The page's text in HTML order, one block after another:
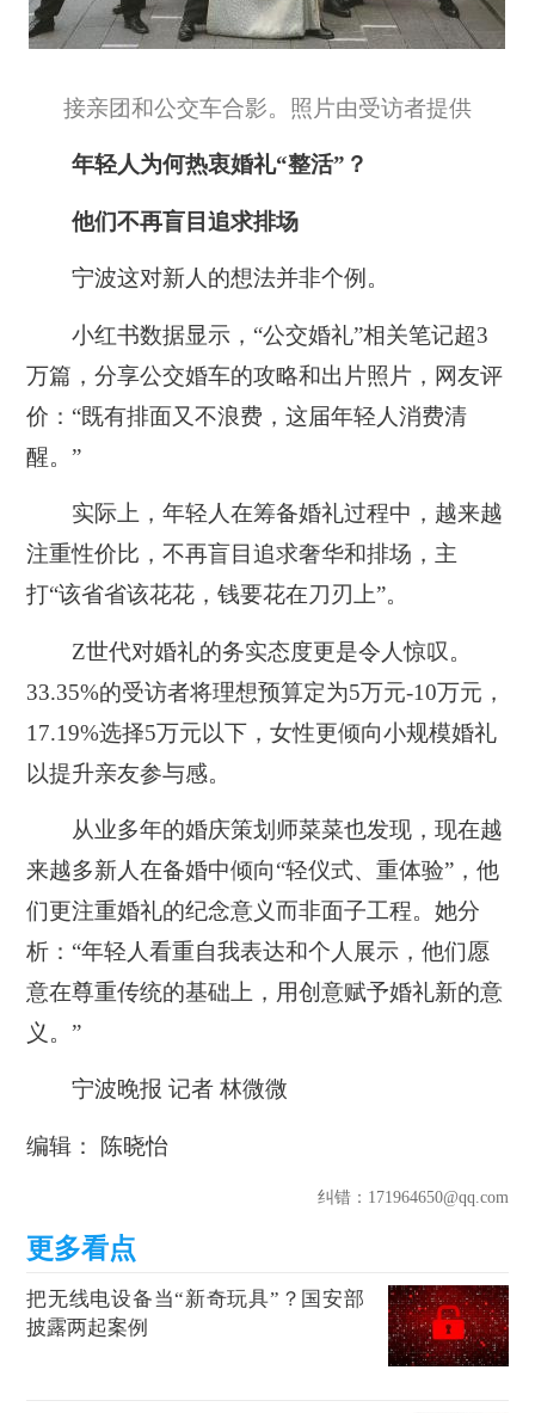
接亲团和公交车合影。照片由受访者提供
年轻人为何热衷婚礼“整活”？
他们不再盲目追求排场
宁波这对新人的想法并非个例。
小红书数据显示，“公交婚礼”相关笔记超3
万篇，分享公交婚车的攻略和出片照片，网友评
价：“既有排面又不浪费，这届年轻人消费清
醒。”
实际上，年轻人在筹备婚礼过程中，越来越
注重性价比，不再盲目追求奢华和排场，主
打“该省省该花花，钱要花在刀刃上”。
Z世代对婚礼的务实态度更是令人惊叹。
33.35%的受访者将理想预算定为5万元-10万元，
17.19%选择5万元以下，女性更倾向小规模婚礼
以提升亲友参与感。
从业多年的婚庆策划师菜菜也发现，现在越
来越多新人在备婚中倾向“轻仪式、重体验”，他
们更注重婚礼的纪念意义而非面子工程。她分
析：“年轻人看重自我表达和个人展示，他们愿
意在尊重传统的基础上，用创意赋予婚礼新的意
义。”
宁波晚报 记者 林微微
编辑： 陈晓怡
纠错：171964650@qq.com
把无线电设备当“新奇玩具”？国安部
披露两起案例